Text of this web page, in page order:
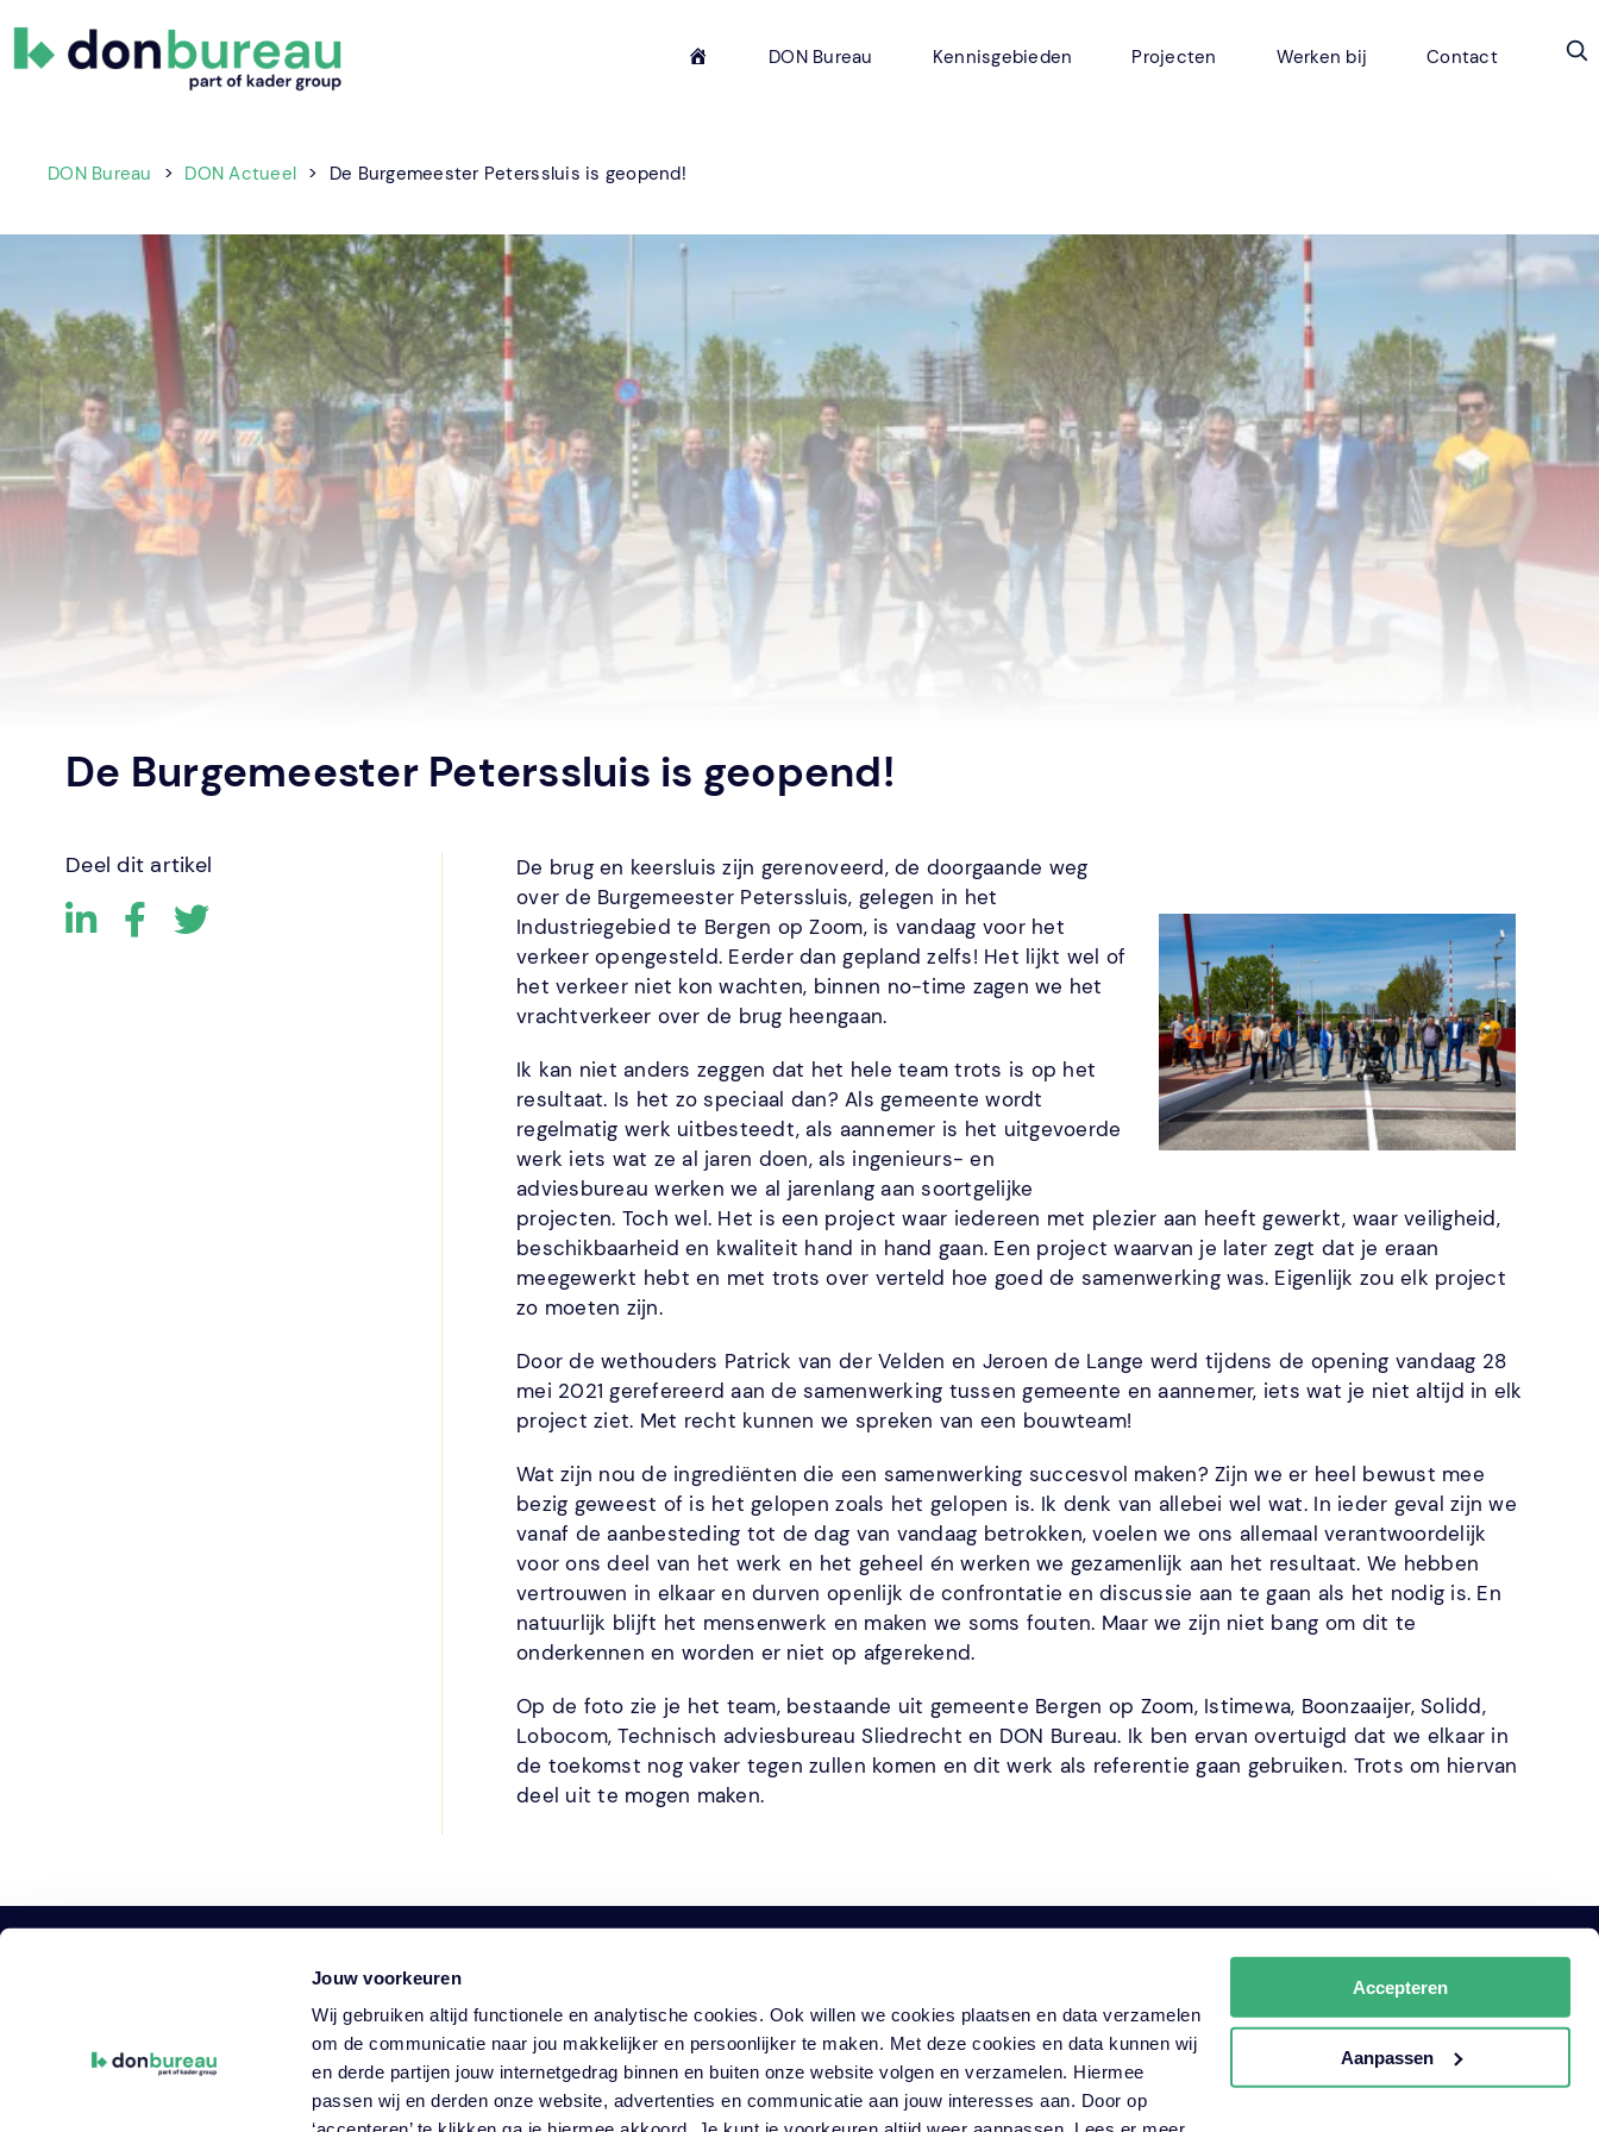
Jouw voorkeuren
Wij gebruiken altijd functionele en analytische cookies. Ook willen we cookies plaatsen en data verzamelen
om de communicatie naar jou makkelijker en persoonlijker te maken. Met deze cookies en data kunnen wij
en derde partijen jouw internetgedrag binnen en buiten onze website volgen en verzamelen. Hiermee
passen wij en derden onze website, advertenties en communicatie aan jouw interesses aan. Door op
Accepteren
Aanpassen
DON
Gewoon
DON Bureau Kennisgebieden Projecten Werken bij Contact
DON Bureau > DON Actueel > De Burgemeester Peterssluis is geopend!
De Burgemeester Peterssluis is geopend!
Deel dit artikel
De brug en keersluis zijn gerenoveerd, de doorgaande weg
over de Burgemeester Peterssluis, gelegen in het
Industriegebied te Bergen op Zoom, is vandaag voor het
verkeer opengesteld. Eerder dan gepland zelfs! Het lijkt wel of
het verkeer niet kon wachten, binnen no-time zagen we het
vrachtverkeer over de brug heengaan.
Ik kan niet anders zeggen dat het hele team trots is op het
resultaat. Is het zo speciaal dan? Als gemeente wordt
regelmatig werk uitbesteedt, als aannemer is het uitgevoerde
werk iets wat ze al jaren doen, als ingenieurs- en
adviesbureau werken we al jarenlang aan soortgelijke
projecten. Toch wel. Het is een project waar iedereen met plezier aan heeft gewerkt, waar veiligheid,
beschikbaarheid en kwaliteit hand in hand gaan. Een project waarvan je later zegt dat je eraan
meegewerkt hebt en met trots over verteld hoe goed de samenwerking was. Eigenlijk zou elk project
zo moeten zijn.
Door de wethouders Patrick van der Velden en Jeroen de Lange werd tijdens de opening vandaag 28
mei 2021 gerefereerd aan de samenwerking tussen gemeente en aannemer, iets wat je niet altijd in elk
project ziet. Met recht kunnen we spreken van een bouwteam!
Wat zijn nou de ingrediënten die een samenwerking succesvol maken? Zijn we er heel bewust mee
bezig geweest of is het gelopen zoals het gelopen is. Ik denk van allebei wel wat. In ieder geval zijn we
vanaf de aanbesteding tot de dag van vandaag betrokken, voelen we ons allemaal verantwoordelijk
voor ons deel van het werk en het geheel én werken we gezamenlijk aan het resultaat. We hebben
vertrouwen in elkaar en durven openlijk de confrontatie en discussie aan te gaan als het nodig is. En
natuurlijk blijft het mensenwerk en maken we soms fouten. Maar we zijn niet bang om dit te
onderkennen en worden er niet op afgerekend.
Op de foto zie je het team, bestaande uit gemeente Bergen op Zoom, Istimewa, Boonzaaijer, Solidd,
Lobocom, Technisch adviesbureau Sliedrecht en DON Bureau. Ik ben ervan overtuigd dat we elkaar in
de toekomst nog vaker tegen zullen komen en dit werk als referentie gaan gebruiken. Trots om hiervan
deel uit te mogen maken.
Prins Bernhardlaan 64
4615 BD Bergen op Zoom
ISO 9001
ISO 27001
CO2-prestatieladder_certificaat